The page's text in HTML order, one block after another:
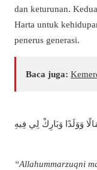
dan keturunan.
Harta untuk
penerus generasi.
Baca juga:
وَوَلَدًا وَبَارِكْ لِي فِيهِ
“Allahummarzuqni